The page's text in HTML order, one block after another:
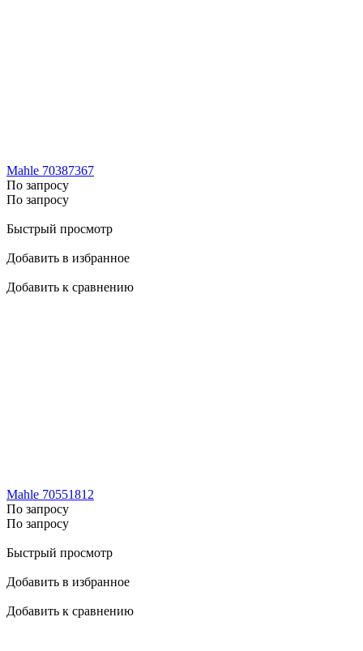
Mahle 70387367
По запросу
По запросу
Быстрый просмотр
Добавить в избранное
Добавить к сравнению
Mahle 70551812
По запросу
По запросу
Быстрый просмотр
Добавить в избранное
Добавить к сравнению